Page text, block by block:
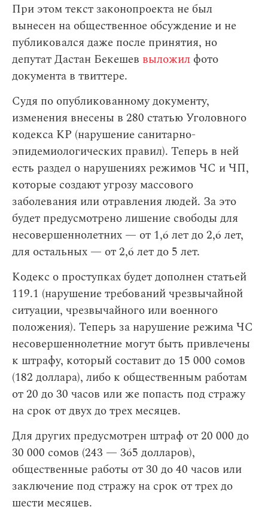
При этом текст законопроекта не был
вынесен на общественное обсуждение и не
публиковался даже после принятия, но
депутат Дастан Бекешев выложил фото
документа в твиттере.
Судя по опубликованному документу,
изменения внесены в 280 статью Уголовного
кодекса КР (нарушение санитарно-
эпидемиологических правил). Теперь в ней
есть раздел о нарушениях режимов ЧС и ЧП,
которые создают угрозу массового
заболевания или отравления людей. За это
будет предусмотрено лишение свободы для
несовершеннолетних — от 1,6 лет до 2,6 лет,
для остальных — от 2,6 лет до 5 лет.
Кодекс о проступках будет дополнен статьей
119.1 (нарушение требований чрезвычайной
ситуации, чрезвычайного или военного
положения). Теперь за нарушение режима ЧС
несовершеннолетние могут быть привлечены
к штрафу, который составит до 15 000 сомов
(182 доллара), либо к общественным работам
от 20 до 30 часов или же попасть под стражу
на срок от двух до трех месяцев.
Для других предусмотрен штраф от 20 000 до
30 000 сомов (243 — 365 долларов),
общественные работы от 30 до 40 часов или
заключение под стражу на срок от трех до
шести месяцев.